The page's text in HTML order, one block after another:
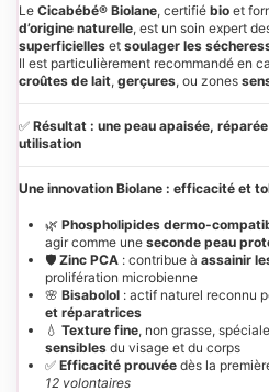
Le Cicabébé® Biolane, certifié bio et
d’origine naturelle, est un soin expert
superficielles et soulager les
Il est particulièrement recommandé en
croûtes de lait, gerçures, ou zones
✅ Résultat : une peau apaisée,
utilisation
Une innovation Biolane : efficacité et
🌿 Phospholipides dermo-
agir comme une seconde peau
🛡️ Zinc PCA : contribue à assainir
prolifération microbienne
🌸 Bisabolol : actif naturel reconnu
et réparatrices
💧 Texture fine, non grasse,
sensibles du visage et du corps
✅ Efficacité prouvée dès la
12 volontaires